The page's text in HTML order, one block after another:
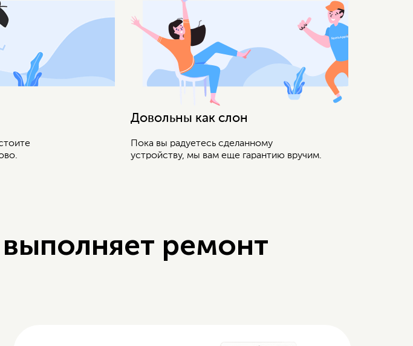
Довольны как слон
Пока вы радуетесь сделанному
устройству, мы вам еще гарантию вручим.
ремонт